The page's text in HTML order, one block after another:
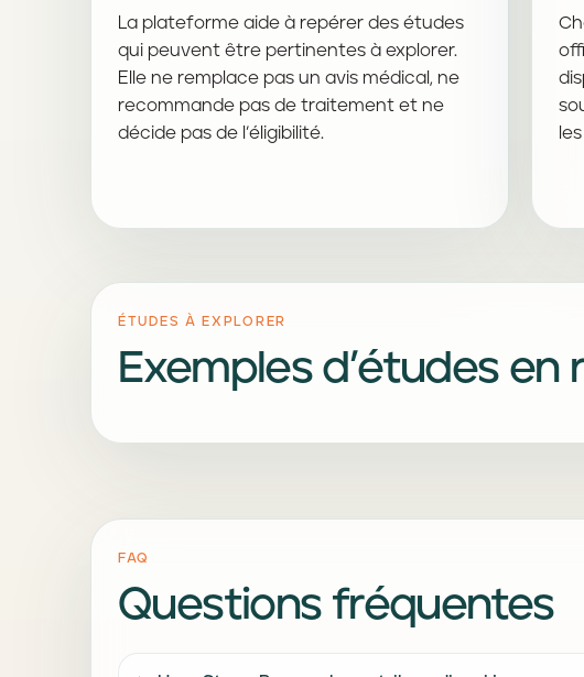
La plateforme aide à repérer des études
qui peuvent être pertinentes à explorer.
Elle ne remplace pas un avis médical, ne
recommande pas de traitement et ne
décide pas de l’éligibilité.
ÉTUDES À EXPLORER
Exemples d’études
FAQ
Questions fréquentes